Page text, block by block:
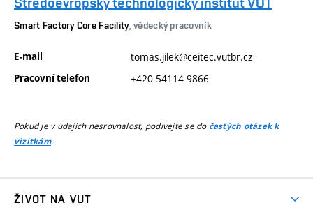
Smart Factory Core Facility, vědecký pracovník
E-mail tomas.jilek@ceitec.vutbr.cz
Pracovní telefon +420 54114 9866
Pokud je v údajích nesrovnalost, podívejte se do častých otázek k
vizitkám.
ŽIVOT NA VUT